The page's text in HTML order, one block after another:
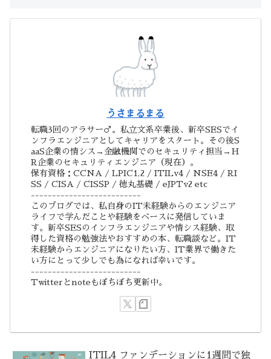
うさまるまる
転職3回のアラサー♂。私立文系卒業後、新卒SESでイ
ンフラエンジニアとしてキャリアをスタート。その後S
aaS企業の情シス→金融機関でのセキュリティ担当→H
R企業のセキュリティエンジニア（現在）。
保有資格：CCNA / LPIC1,2 / ITILv4 / NSE4 / RI
SS / CISA / CISSP / 徳丸基礎 / eJPTv2 etc
--------------------------
このブログでは、私自身のIT未経験からのエンジニア
ライフで学んだことや経験をベースに発信していま
す。新卒SESのインフラエンジニアや情シス経験、取
得した資格の勉強法やおすすめの本、転職談など。IT
未経験からエンジニアになりたい方、IT業界で働きた
い方にとって少しでも為になれば幸いです。
--------------------------
Twitterとnoteもぼちぼち更新中。
ITIL4 ファンデーションに1週間で独